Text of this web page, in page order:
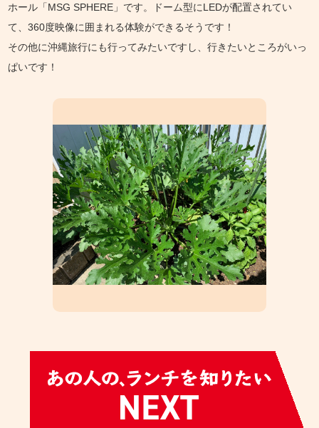
ホール「MSG SPHERE」です。ドーム型にLEDが配置されてい
て、360度映像に囲まれる体験ができるそうです！
その他に沖縄旅行にも行ってみたいですし、行きたいところがいっ
ぱいです！